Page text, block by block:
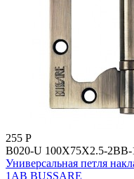
255 Р
B020-U 100X75X2.5-
Универсальная петля
1AB BUSSARE